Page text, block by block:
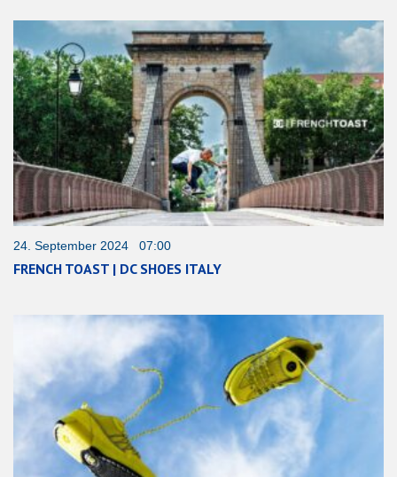
24. September 2024 07:00
FRENCH TOAST | DC SHOES ITALY